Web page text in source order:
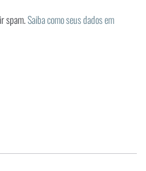
spam.Saiba como seus dados em